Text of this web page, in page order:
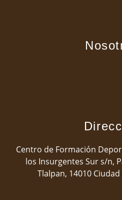
Centro de Formación
los Insurgentes Sur s/n,
Tlalpan, 14010